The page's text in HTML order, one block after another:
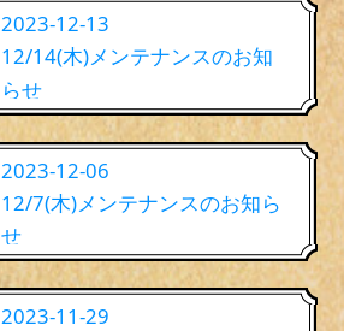
2023-12-13
12/14(木)メンテナンスのお知
らせ
2023-12-06
12/7(木)メンテナンスのお知ら
せ
2023-11-29